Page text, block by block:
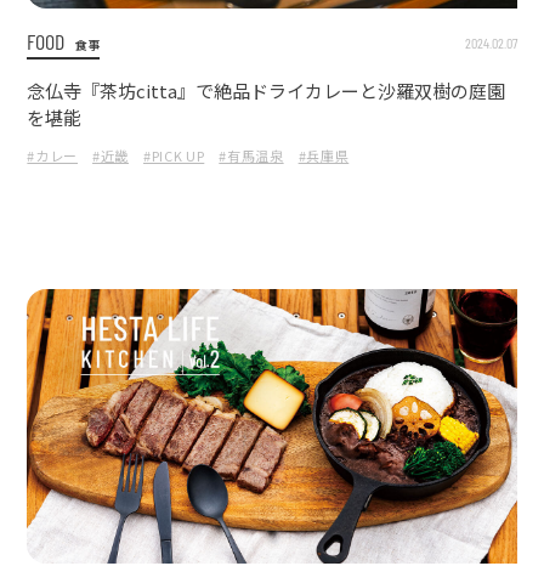
FOOD 食事 2024.02.07
念仏寺『茶坊citta』で絶品ドライカレーと沙羅双樹の庭園
を堪能
#カレー #近畿 #PICK UP #有馬温泉 #兵庫県